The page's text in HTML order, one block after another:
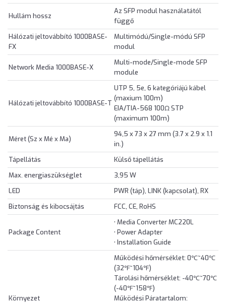
Hullám hossz
Az SFP modul használatától
függő
Hálózati jeltovábbító 1000BASE-
FX
Multimódú/Single-módú SFP
modul
Network Media 1000BASE-X
Multi-mode/Single-mode SFP
module
Hálózati jeltovábbító 1000BASE-T
UTP 5, 5e, 6 kategóriájú kábel
(maxium 100m)
EIA/TIA-568 100Ω STP
(maximum 100m)
Méret (Sz x Mé x Ma)
94,5 x 73 x 27 mm (3.7 x 2.9 x 1.1
in.)
Tápellátás
Külső tápellátás
Max. energiaszükséglet
3,95 W
LED
PWR (táp), LINK (kapcsolat), RX
Biztonság és kibocsájtás
FCC, CE, RoHS
Package Content
• Media Converter MC220L
• Power Adapter
• Installation Guide
Környezet
Működési hőmérséklet: 0℃~40℃
(32℉~104℉)
Tárolási hőmérséklet: -40℃~70℃
(-40℉~158℉)
Működési Páratartalom: